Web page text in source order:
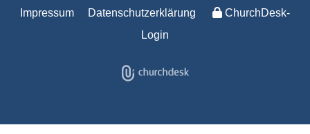
Impressum Datenschutzerklärung
ChurchDesk-
Login